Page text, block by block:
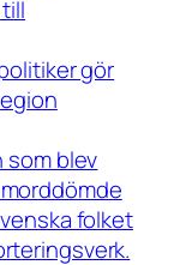
gör
som blev
folket